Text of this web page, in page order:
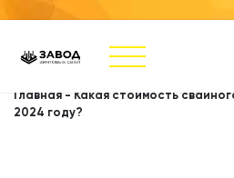
Главная - Какая стоимость
2024 году?